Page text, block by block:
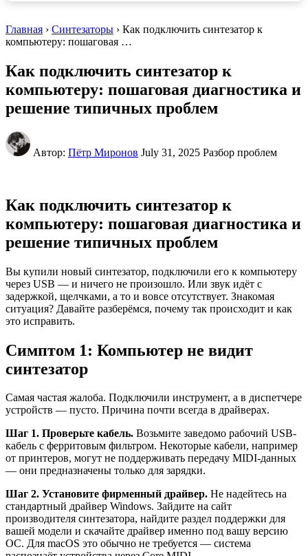
Главная › Синтезаторы › Как подключить синтезатор к
компьютеру: пошаговая …
Как подключить синтезатор к
компьютеру: пошаговая диагностика и
решение типичных проблем
Автор: Пётр Миронов July 31, 2025 Разбор проблем
Как подключить синтезатор к
компьютеру: пошаговая диагностика и
решение типичных проблем
Вы купили новый синтезатор, подключили его к компьютеру
через USB — и ничего не произошло. Или звук идёт с
задержкой, щелчками, а то и вовсе отсутствует. Знакомая
ситуация? Давайте разберёмся, почему так происходит и как
это исправить.
Симптом 1: Компьютер не видит
синтезатор
Самая частая жалоба. Подключили инструмент, а в диспетчере
устройств — пусто. Причина почти всегда в драйверах.
Шаг 1. Проверьте кабель. Возьмите заведомо рабочий USB-
кабель с ферритовым фильтром. Некоторые кабели, например
от принтеров, могут не поддерживать передачу MIDI-данных
— они предназначены только для зарядки.
Шаг 2. Установите фирменный драйвер. Не надейтесь на
стандартный драйвер Windows. Зайдите на сайт
производителя синтезатора, найдите раздел поддержки для
вашей модели и скачайте драйвер именно под вашу версию
ОС. Для macOS это обычно не требуется — система